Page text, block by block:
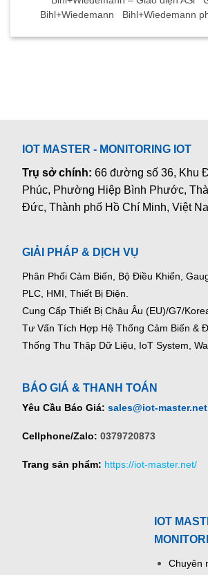
Bihl+Wiedemann Bihl+Wiedemann
IOT MASTER - MONITORING IOT
Trụ sở chính:66 đường số 36, Khu
Phúc, Phường Hiệp Bình Phước,
Đức, Thành phố Hồ Chí Minh, Việt
GIẢI PHÁP & DỊCH VỤ
Phân Phối Cảm Biến, Bộ Điều Khiển,
PLC, HMI, Thiết Bị Điện.
Cung Cấp Thiết Bị Châu Âu (EU)/G7/
Tư Vấn Tích Hợp Hệ Thống Cảm Biến &
Thống Thu Thập Dữ Liệu, IoT System,
BÁO GIÁ & THANH TOÁN
Yêu Cầu Báo Giá: sales@iot-master.net
Cellphone/Zalo: 0379720873
Trang sản phẩm: https://iot-master.net/
IOT
Chuyên